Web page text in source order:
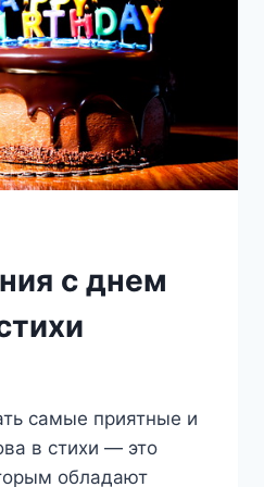
с днем
самые приятные и
в стихи — это
обладают